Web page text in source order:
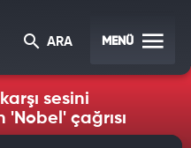
ARA MENÜ
sesini
çağrısı